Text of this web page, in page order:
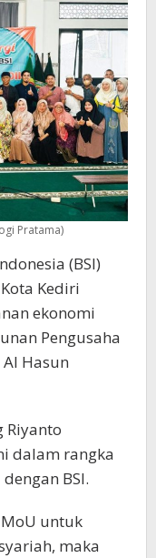
Pratama)
(BSI)
Kediri
ekonomi
Pengusaha
Hasun
Riyanto
dalam rangka
BSI.
MoU untuk
maka